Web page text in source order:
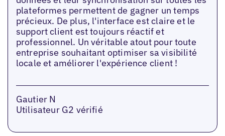
plateformes permettent de gagner un temps
précieux. De plus, l'interface est claire et le
support client est toujours réactif et
professionnel. Un véritable atout pour toute
entreprise souhaitant optimiser sa visibilité
locale et améliorer l'expérience client !
Gautier N
Utilisateur G2 vérifié